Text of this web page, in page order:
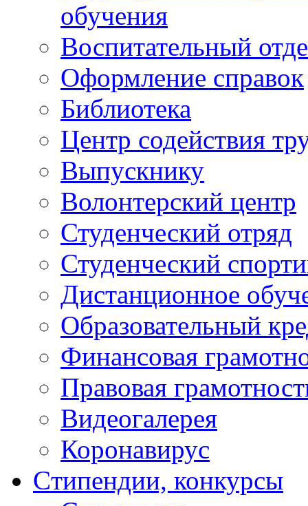
обучения
Воспитательный
Оформление справок
Библиотека
Центр содействия
Выпускнику
Волонтерский центр
Студенческий отряд
Студенческий
Дистанционное
Образовательный
Финансовая
Правовая
Видеогалерея
Коронавирус
Cтипендии, конкурсы